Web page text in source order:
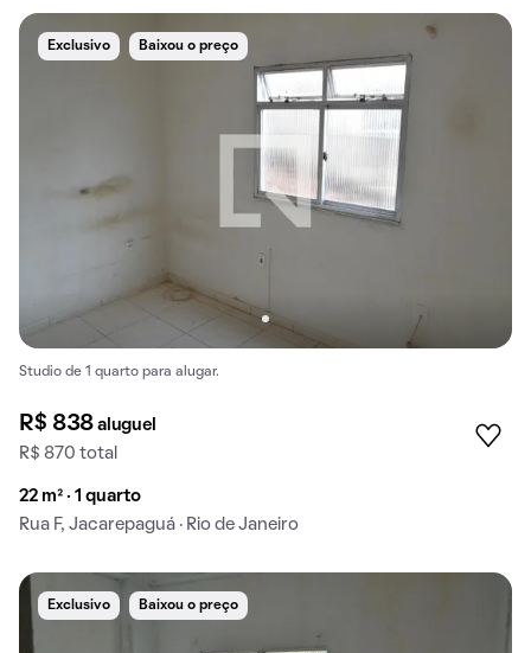
Exclusivo Baixou o preço
Studio de 1 quarto para alugar.
R$ 838aluguel
R$ 870 total
22 m² · 1 quarto
Rua F, Jacarepaguá · Rio de Janeiro
Exclusivo Baixou o preço